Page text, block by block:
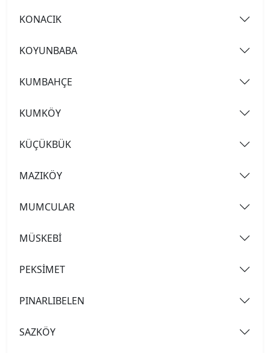
KONACIK
KOYUNBABA
KUMBAHÇE
KUMKÖY
KÜÇÜKBÜK
MAZIKÖY
MUMCULAR
MÜSKEBİ
PEKSİMET
PINARLIBELEN
SAZKÖY